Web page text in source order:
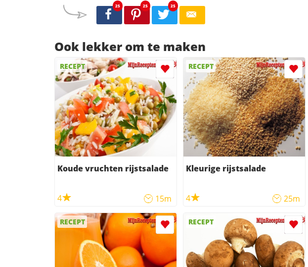
25 25 25
Ook lekker om te maken
RECEPT
Koude vruchten rijstsalade
4 15m
RECEPT
Kleurige rijstsalade
4 25m
RECEPT RECEPT